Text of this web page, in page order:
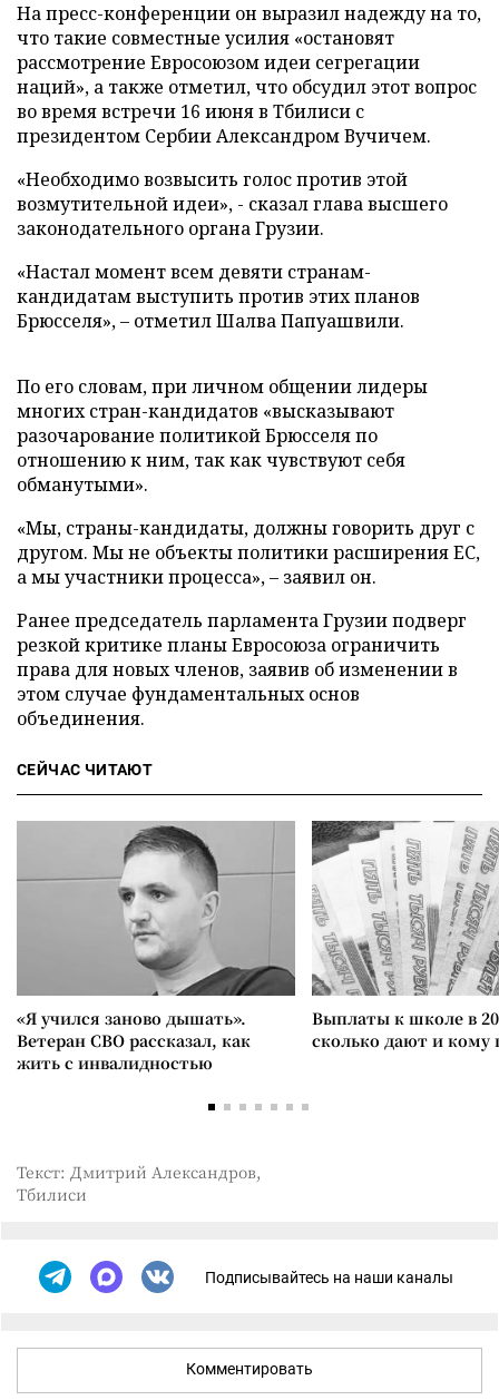
На пресс-конференции он выразил надежду на то,
что такие совместные усилия «остановят
рассмотрение Евросоюзом идеи сегрегации
наций», а также отметил, что обсудил этот вопрос
во время встречи 16 июня в Тбилиси с
президентом Сербии Александром Вучичем.
«Необходимо возвысить голос против этой
возмутительной идеи», - сказал глава высшего
законодательного органа Грузии.
«Настал момент всем девяти странам-
кандидатам выступить против этих планов
Брюсселя», – отметил Шалва Папуашвили.
По его словам, при личном общении лидеры
многих стран-кандидатов «высказывают
разочарование политикой Брюсселя по
отношению к ним, так как чувствуют себя
обманутыми».
«Мы, страны-кандидаты, должны говорить друг с
другом. Мы не объекты политики расширения ЕС,
а мы участники процесса», – заявил он.
Ранее председатель парламента Грузии подверг
резкой критике планы Евросоюза ограничить
права для новых членов, заявив об изменении в
этом случае фундаментальных основ
объединения.
СЕЙЧАС ЧИТАЮТ
«Я учился заново дышать».
Ветеран СВО рассказал, как
жить с инвалидностью
Выплаты к школе в
сколько дают и
Текст: Дмитрий Александров,
Тбилиси
Подписывайтесь на наши каналы
Комментировать